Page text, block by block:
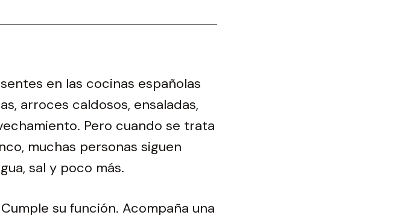
en las cocinas españolas
arroces caldosos, ensaladas,
Pero cuando se trata
muchas personas siguen
sal y poco más.
su función. Acompaña una